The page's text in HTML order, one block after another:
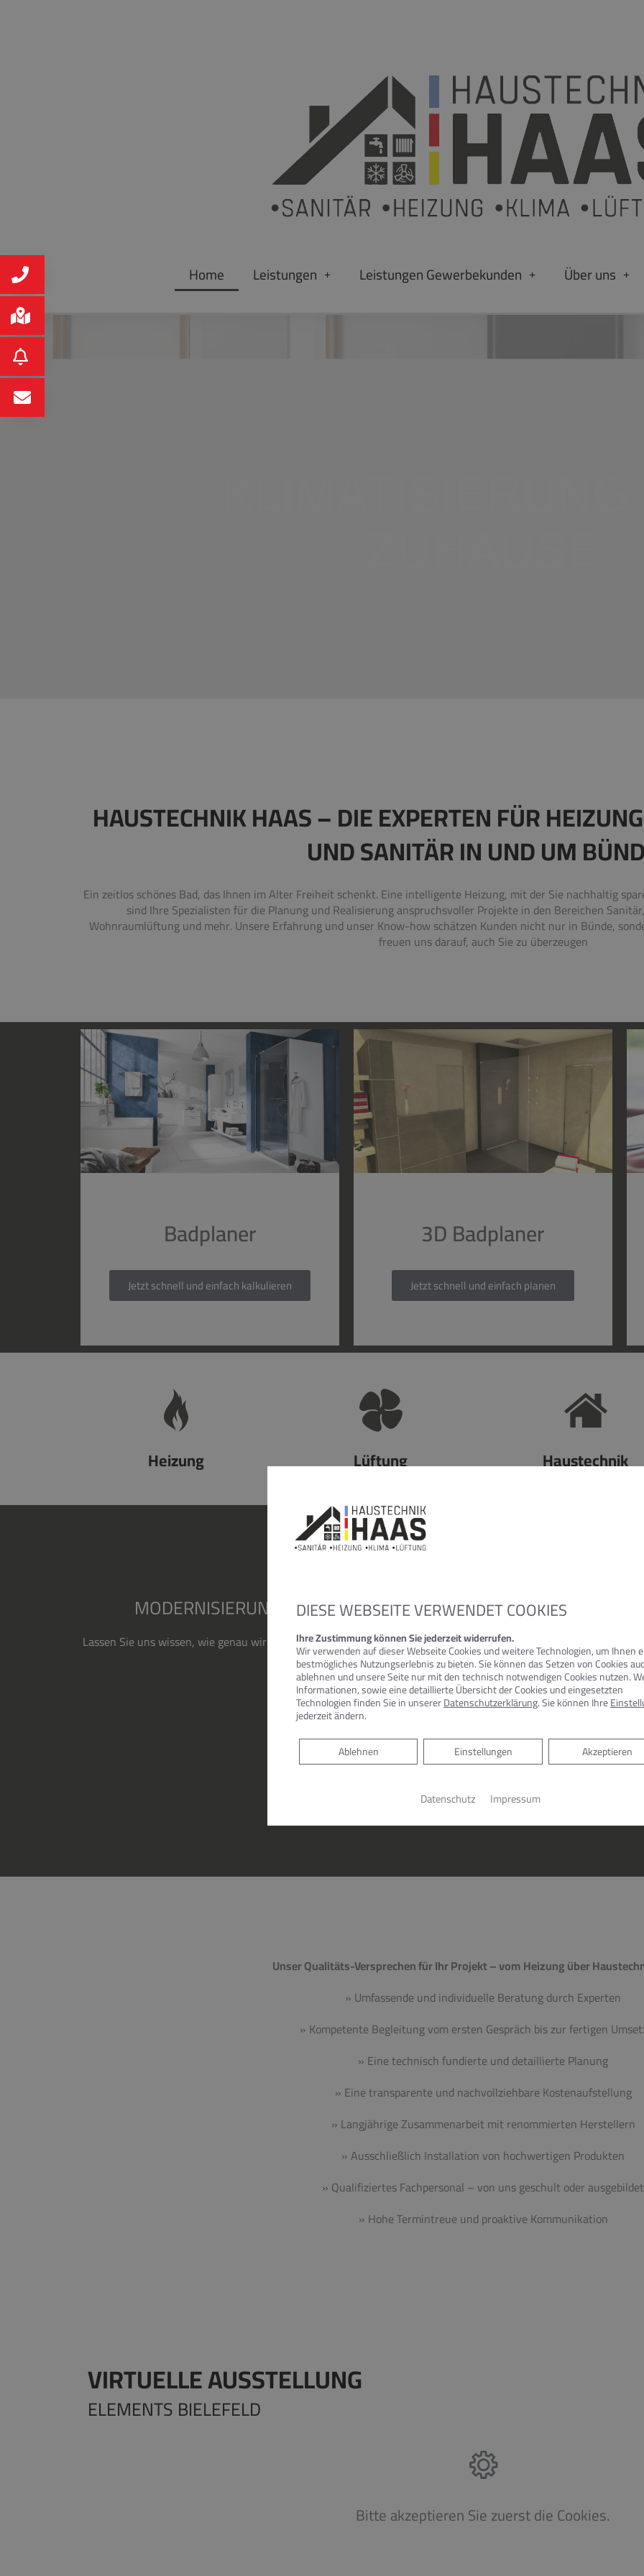
Home Leistungen Leistungen Gewerbekunden Über uns
HAUSTECHNIK HAAS – DIE EXPERTEN FÜR
UND SANITÄR IN UND UM
Ein zeitlos schönes Bad, das Ihnen im Alter Freiheit schenkt. Eine intelligente Heizung, mit der Sie nachhaltig
sind Ihre Spezialisten für die Planung und Realisierung anspruchsvoller Projekte in den Bereichen
Wohnraumlüftung und mehr. Unsere Erfahrung und unser Know-how schätzen Kunden nicht nur in Bünde,
freuen uns darauf, auch Sie zu überzeugen
Badplaner
Jetzt schnell und einfach kalkulieren
3D Badplaner
Jetzt schnell und einfach planen
Heizung Lüftung Haustechnik
MODERNISIERUNG, WARTUNG ODER REPARATUR – IHR
Lassen Sie uns wissen, wie genau wir Ihnen weiterhelfen können. Rufen Sie uns an, um Ihr Anliegen oder
und für Sie völlig unverbindlich. Unter Telefon 05223 / 760737 sind wir für
Montag – Donnerstag:
7.30 – 17:00 Uhr
Freitag:
7.30 – 14:00 Uhr
Unser Qualitäts-Versprechen für Ihr Projekt – vom Heizung über
» Umfassende und individuelle Beratung durch Experten
» Kompetente Begleitung vom ersten Gespräch bis zur fertigen
» Eine technisch fundierte und detaillierte Planung
» Eine transparente und nachvollziehbare Kostenaufstellung
» Langjährige Zusammenarbeit mit renommierten Herstellern
» Ausschließlich Installation von hochwertigen Produkten
» Qualifiziertes Fachpersonal – von uns geschult oder ausgebildet
» Hohe Termintreue und proaktive Kommunikation
VIRTUELLE AUSSTELLUNG
ELEMENTS BIELEFELD
Bitte akzeptieren Sie zuerst die Cookies.
DIESE WEBSEITE VERWENDET COOKIES
Ihre Zustimmung können Sie jederzeit widerrufen.
Wir verwenden auf dieser Webseite Cookies und weitere Technologien, um Ihnen
bestmögliches Nutzungserlebnis zu bieten. Sie können das Setzen von Cookies
ablehnen und unsere Seite nur mit den technisch notwendigen Cookies nutzen.
Informationen, sowie eine detaillierte Übersicht der Cookies und eingesetzten
Technologien finden Sie in unsererDatenschutzerklärung. Sie können Ihre
jederzeit ändern.
Akzeptieren
Einstellungen
Ablehnen
Ablehnen
Datenschutz Impressum